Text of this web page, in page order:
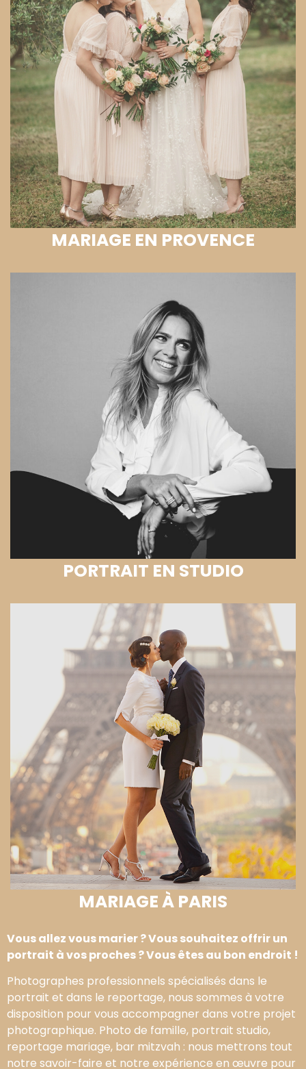
MARIAGE EN PROVENCE
PORTRAIT EN STUDIO
MARIAGE À PARIS
Vous allez vous marier ? Vous souhaitez offrir un
portrait à vos proches ? Vous êtes au bon endroit !
Photographes professionnels spécialisés dans le
portrait et dans le reportage, nous sommes à votre
disposition pour vous accompagner dans votre projet
photographique. Photo de famille, portrait studio,
reportage mariage, bar mitzvah : nous mettrons tout
notre savoir-faire et notre expérience en œuvre pour